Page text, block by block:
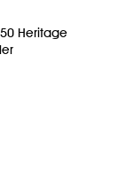
Heritage